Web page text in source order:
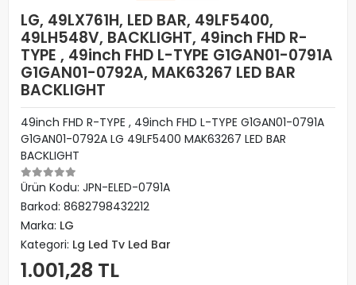
LG, 49LX761H, LED BAR, 49LF5400,
49LH548V, BACKLIGHT, 49inch FHD R-
TYPE , 49inch FHD L-TYPE G1GAN01-0791A
G1GAN01-0792A, MAK63267 LED BAR
BACKLIGHT
49inch FHD R-TYPE , 49inch FHD L-TYPE G1GAN01-0791A
G1GAN01-0792A LG 49LF5400 MAK63267 LED BAR
BACKLIGHT
Ürün Kodu: JPN-ELED-0791A
Barkod: 8682798432212
Marka: LG
Kategori: Lg Led Tv Led Bar
1.001,28 TL